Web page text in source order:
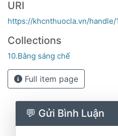
URI
https://khcnthuocla.vn/
Collections
10.Bằng sáng chế
Full item page
💬 Gửi Bình Luận